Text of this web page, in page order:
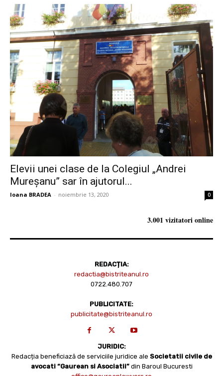
Elevii unei clase de la Colegiul „Andrei
Mureșanu” sar în ajutorul...
Ioana BRADEA - noiembrie 13, 2020 0
3.001 vizitatori online
REDACȚIA:
redactia@bistriteanul.ro
0722.480.707
PUBLICITATE:
publicitate@bistriteanul.ro
JURIDIC:
Redacția beneficiază de serviciile juridice ale Societatii civile de
avocati “Gaurean si Asociatii” din Baroul Bucuresti